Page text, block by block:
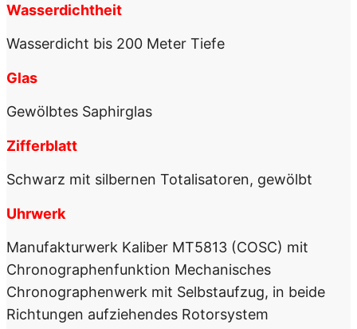
Wasserdichtheit
Wasserdicht bis 200 Meter Tiefe
Glas
Gewölbtes Saphirglas
Zifferblatt
Schwarz mit silbernen Totalisatoren, gewölbt
Uhrwerk
Manufakturwerk Kaliber MT5813 (COSC) mit
Chronographen­funktion Mechanisches
Chronographenwerk mit Selbstaufzug, in beide
Richtungen aufziehendes Rotorsystem